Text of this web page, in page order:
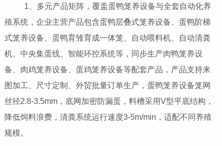
1、多元产品矩阵，覆盖蛋鸭笼养设备与全套自动化养
殖系统，企业主营产品包含蛋鸭层叠式笼养设备、蛋鸭阶梯
式笼养设备、蛋鸭育雏育成一体笼、自动喂料机、自动清粪
机、中央集蛋线、智能环控系统等，同步生产肉鸭笼养设
备、肉鸡笼养设备、蛋鸡笼养设备等配套产品，产品支持来
图加工、尺寸定制、外贸批量订单生产，蛋鸭笼养设备笼网
丝径2.8-3.5mm，底网加密防漏蛋，料槽采用V型平底结构，
降低饲料浪费，清粪系统运行速度3-5m/min，适配不同养殖
规模。